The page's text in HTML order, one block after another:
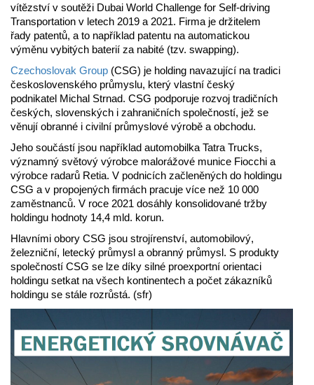
vítězství v soutěži Dubai World Challenge for Self-driving
Transportation v letech 2019 a 2021. Firma je držitelem
řady patentů, a to například patentu na automatickou
výměnu vybitých baterií za nabité (tzv. swapping).
Czechoslovak Group (CSG) je holding navazující na tradici
československého průmyslu, který vlastní český
podnikatel Michal Strnad. CSG podporuje rozvoj tradičních
českých, slovenských i zahraničních společností, jež se
věnují obranné i civilní průmyslové výrobě a obchodu.
Jeho součástí jsou například automobilka Tatra Trucks,
významný světový výrobce malorážové munice Fiocchi a
výrobce radarů Retia. V podnicích začleněných do holdingu
CSG a v propojených firmách pracuje více než 10 000
zaměstnanců. V roce 2021 dosáhly konsolidované tržby
holdingu hodnoty 14,4 mld. korun.
Hlavními obory CSG jsou strojírenství, automobilový,
železniční, letecký průmysl a obranný průmysl. S produkty
společností CSG se lze díky silné proexportní orientaci
holdingu setkat na všech kontinentech a počet zákazníků
holdingu se stále rozrůstá. (sfr)